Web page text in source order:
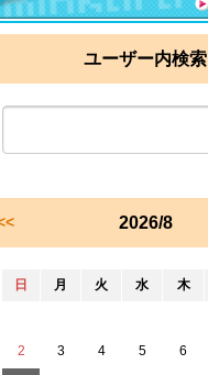
ユーザー内検索
2026/8
日 月 火 水 木
2 3 4 5 6